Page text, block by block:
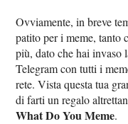
Ovviamente, in breve
patito per i meme, tanto
più, dato che hai invaso
Telegram con tutti i
rete. Vista questa tua
di farti un regalo
What Do You Meme.